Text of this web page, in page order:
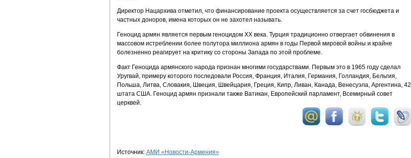
Директор Нацархива отметил, что финансирование проекта осуществляется за счет госбюджета и
частных доноров, имена которых он не захотел называть.
Геноцид армян является первым геноцидом ХХ века. Турция традиционно отвергает обвинения в
массовом истреблении более полутора миллиона армян в годы Первой мировой войны и крайне
болезненно реагирует на критику со стороны Запада по этой проблеме.
Факт Геноцида армянского народа признан многими государствами. Первым это в 1965 году сделал
Уругвай, примеру которого последовали Россия, Франция, Италия, Германия, Голландия, Бельгия,
Польша, Литва, Словакия, Швеция, Швейцария, Греция, Кипр, Ливан, Канада, Венесуэла, Аргентина, 42
штата США. Геноцид армян признали также Ватикан, Европейский парламент, Всемирный совет
церквей.
Источник: АМИ «Новости-Армения»